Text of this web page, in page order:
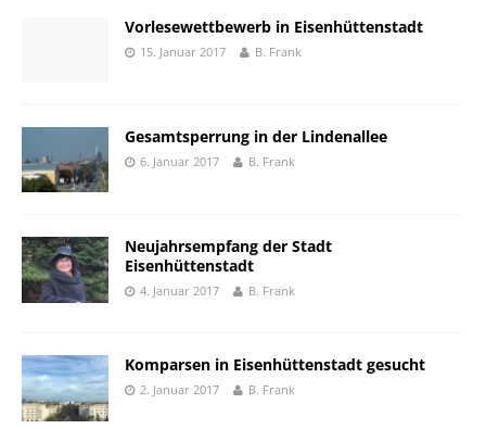
Vorlesewettbewerb in Eisenhüttenstadt
15. Januar 2017 B. Frank
Gesamtsperrung in der Lindenallee
6. Januar 2017 B. Frank
Neujahrsempfang der Stadt
Eisenhüttenstadt
4. Januar 2017 B. Frank
Komparsen in Eisenhüttenstadt gesucht
2. Januar 2017 B. Frank